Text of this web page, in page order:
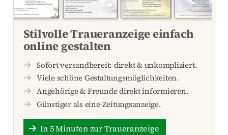
Stilvolle Traueranzeige einfach
online gestalten
Sofort versandbereit: direkt & unkompliziert.
Viele schöne Gestaltungsmöglichkeiten.
Angehörige & Freunde direkt informieren.
Günstiger als eine Zeitungsanzeige.
In 5 Minuten zur Traueranzeige